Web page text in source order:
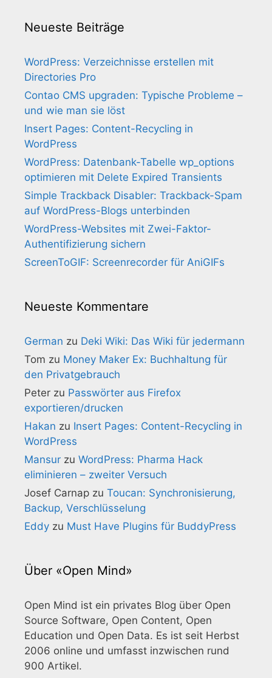
Neueste Beiträge
WordPress: Verzeichnisse erstellen mit
Directories Pro
Contao CMS upgraden: Typische Probleme –
und wie man sie löst
Insert Pages: Content-Recycling in
WordPress
WordPress: Datenbank-Tabelle wp_options
optimieren mit Delete Expired Transients
Simple Trackback Disabler: Trackback-Spam
auf WordPress-Blogs unterbinden
WordPress-Websites mit Zwei-Faktor-
Authentifizierung sichern
ScreenToGIF: Screenrecorder für AniGIFs
Neueste Kommentare
German zu Deki Wiki: Das Wiki für jedermann
Tom zu Money Maker Ex: Buchhaltung für
den Privatgebrauch
Peter zu Passwörter aus Firefox
exportieren/drucken
Hakan zu Insert Pages: Content-Recycling in
WordPress
Mansur zu WordPress: Pharma Hack
eliminieren – zweiter Versuch
Josef Carnap zu Toucan: Synchronisierung,
Backup, Verschlüsselung
Eddy zu Must Have Plugins für BuddyPress
Über «Open Mind»
Open Mind ist ein privates Blog über Open
Source Software, Open Content, Open
Education und Open Data. Es ist seit Herbst
2006 online und umfasst inzwischen rund
900 Artikel.